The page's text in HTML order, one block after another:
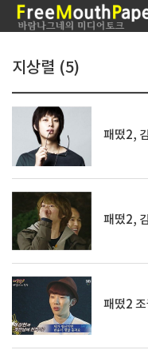
지상렬 (5)
패떴2,
패떴2,
패떴2